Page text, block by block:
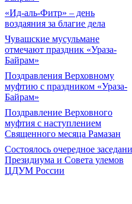
«Ид-аль-Фитр» – день
воздаяния за благие дела
Чувашские мусульмане
отмечают праздник «Ураза-
Байрам»
Поздравления Верховному
муфтию с праздником «Ураза-
Байрам»
Поздравление Верховного
муфтия с наступлением
Священного месяца Рамазан
Состоялось очередное
Президиума и Совета улемов
ЦДУМ России